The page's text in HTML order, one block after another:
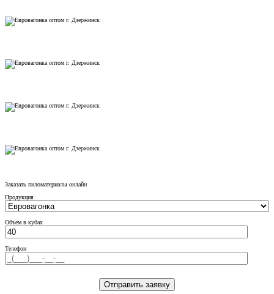
Заказать пиломатериалы онлайн
Продукция
Объем в кубах
Телефон